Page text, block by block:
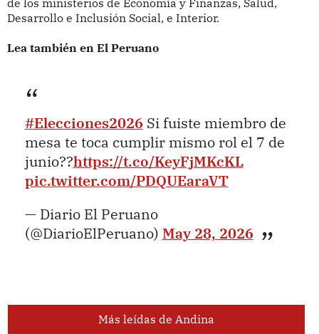
Desarrollo e Inclusión Social, e Interior.
Lea también en El Peruano
#Elecciones2026 Si fuiste miembro de
mesa te toca cumplir mismo rol el 7 de
junio??https://t.co/KeyFjMKcKL
pic.twitter.com/PDQUEaraVT
— Diario El Peruano
(@DiarioElPeruano) May 28, 2026
Más leídas de Andina